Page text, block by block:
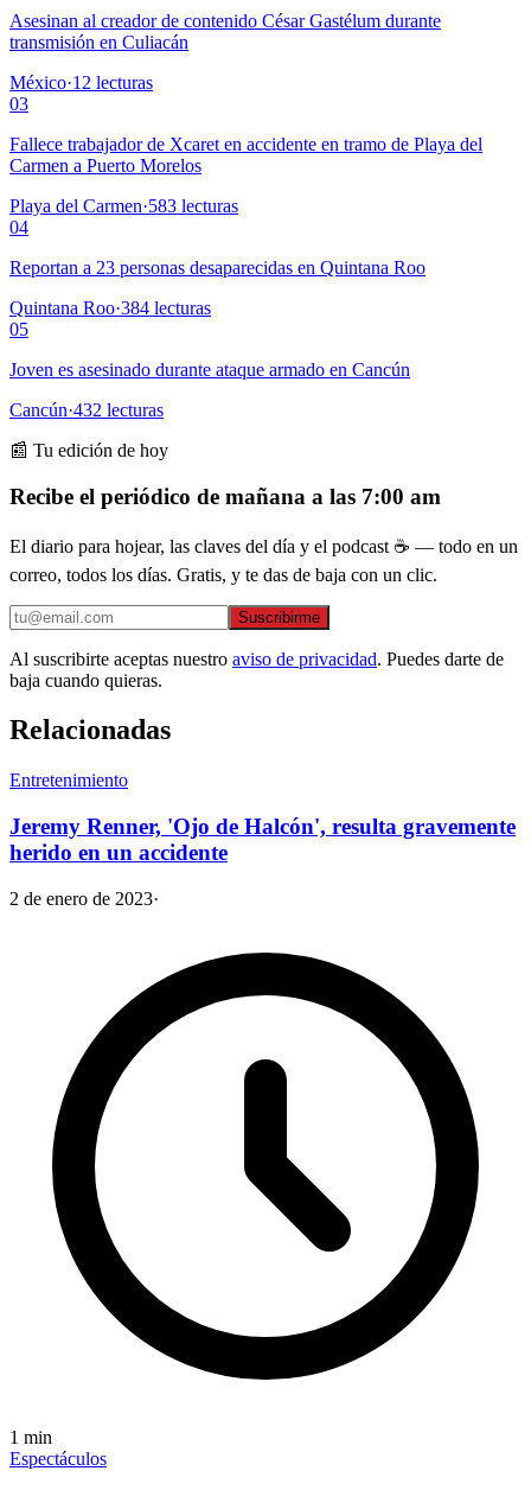
Asesinan al creador de contenido César Gastélum durante
transmisión en Culiacán
México·12 lecturas
03
Fallece trabajador de Xcaret en accidente en tramo de Playa del
Carmen a Puerto Morelos
Playa del Carmen·583 lecturas
04
Reportan a 23 personas desaparecidas en Quintana Roo
Quintana Roo·384 lecturas
05
Joven es asesinado durante ataque armado en Cancún
Cancún·432 lecturas
📰 Tu edición de hoy
Recibe el periódico de mañana a las 7:00 am
El diario para hojear, las claves del día y el podcast ☕ — todo en un
correo, todos los días. Gratis, y te das de baja con un clic.
Suscribirme
Al suscribirte aceptas nuestro aviso de privacidad. Puedes darte de
baja cuando quieras.
Relacionadas
Entretenimiento
Jeremy Renner, 'Ojo de Halcón', resulta gravemente
herido en un accidente
2 de enero de 2023·
1 min
Espectáculos